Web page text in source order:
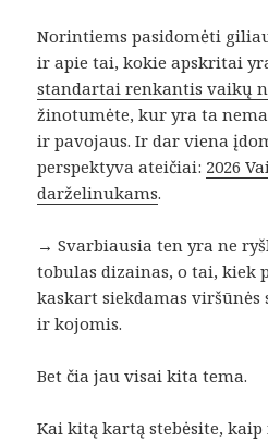
Norintiems pasidomėti
ir apie tai, kokie apskritai
standartai renkantis vaikų
žinotumėte, kur yra ta
ir pavojaus. Ir dar viena
perspektyva ateičiai: 2026
darželinukams.
→ Svarbiausia ten yra ne
tobulas dizainas, o tai, kiek
kaskart siekdamas viršūnės
ir kojomis.
Bet čia jau visai kita tema.
Kai kitą kartą stebėsite,